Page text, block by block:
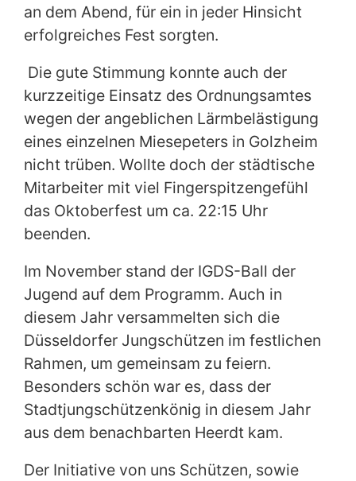
an dem Abend, für ein in jeder Hinsicht
erfolgreiches Fest sorgten.
Die gute Stimmung konnte auch der
kurzzeitige Einsatz des Ordnungsamtes
wegen der angeblichen Lärmbelästigung
eines einzelnen Miesepeters in Golzheim
nicht trüben. Wollte doch der städtische
Mitarbeiter mit viel Fingerspitzengefühl
das Oktoberfest um ca. 22:15 Uhr
beenden.
Im November stand der IGDS-Ball der
Jugend auf dem Programm. Auch in
diesem Jahr versammelten sich die
Düsseldorfer Jungschützen im festlichen
Rahmen, um gemeinsam zu feiern.
Besonders schön war es, dass der
Stadtjungschützenkönig in diesem Jahr
aus dem benachbarten Heerdt kam.
Der Initiative von uns Schützen, sowie